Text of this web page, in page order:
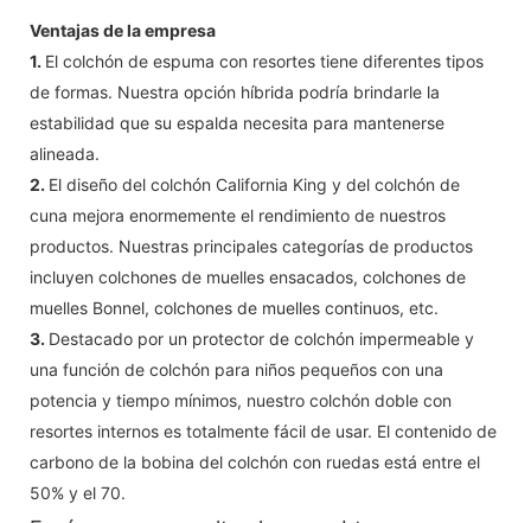
Ventajas de la empresa
1. El colchón de espuma con resortes tiene diferentes tipos
de formas. Nuestra opción híbrida podría brindarle la
estabilidad que su espalda necesita para mantenerse
alineada.
2. El diseño del colchón California King y del colchón de
cuna mejora enormemente el rendimiento de nuestros
productos. Nuestras principales categorías de productos
incluyen colchones de muelles ensacados, colchones de
muelles Bonnel, colchones de muelles continuos, etc.
3. Destacado por un protector de colchón impermeable y
una función de colchón para niños pequeños con una
potencia y tiempo mínimos, nuestro colchón doble con
resortes internos es totalmente fácil de usar. El contenido de
carbono de la bobina del colchón con ruedas está entre el
50% y el 70.